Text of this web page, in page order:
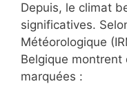
Depuis, le climat
significatives.
Météorologique
Belgique montrent
marquées :